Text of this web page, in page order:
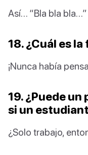
Así… “Bla bla bla…”
18. ¿Cuál es
¡Nunca había
19. ¿Puede
si un
¿Solo trabajo,